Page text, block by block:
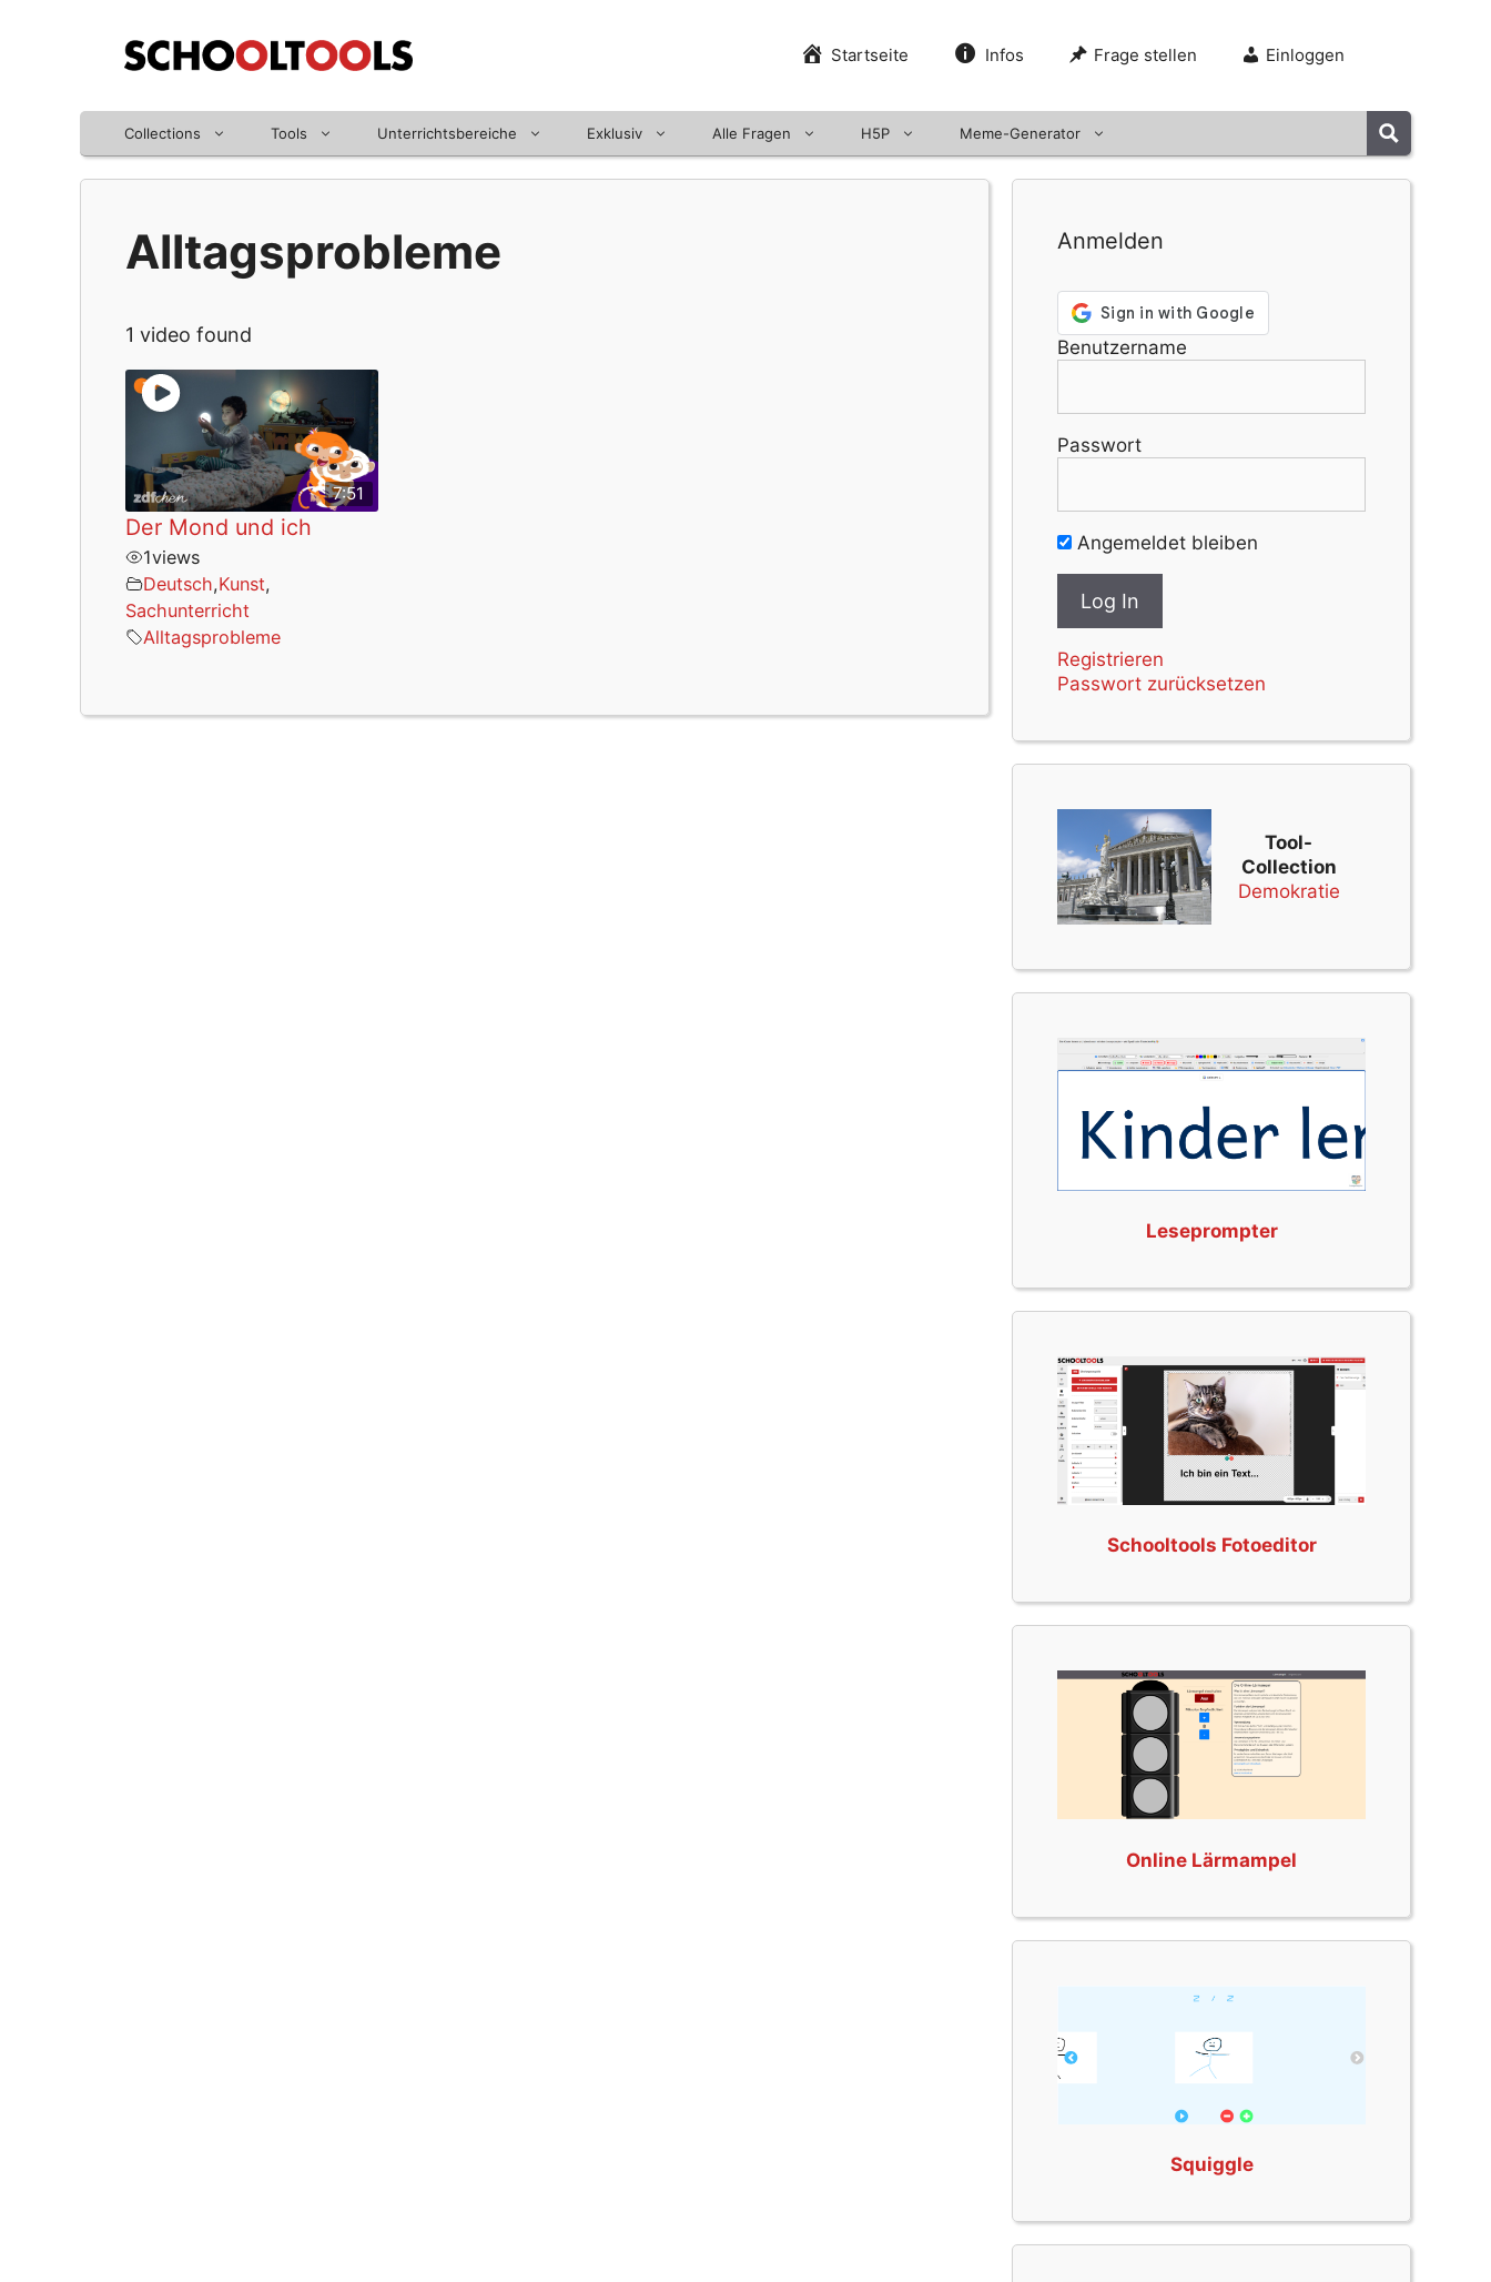
Startseite Infos Frage stellen Einloggen
Collections Tools Unterrichtsbereiche Exklusiv Alle Fragen H5P Meme-Generator
Alltagsprobleme
1 video found
7:51
Der Mond und ich
1views
Deutsch,Kunst,
Sachunterricht
Alltagsprobleme
Anmelden
Benutzername
Passwort
Angemeldet bleiben
Registrieren
Passwort zurücksetzen
Tool-
Collection
Demokratie
Leseprompter
Schooltools Fotoeditor
Online Lärmampel
Squiggle